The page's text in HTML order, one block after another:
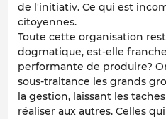
de l'initiativ. Ce qui est
citoyennes.
Toute cette organisation
dogmatique, est-elle
performante de produire?
sous-traitance les grands
la gestion, laissant les
réaliser aux autres. Celles